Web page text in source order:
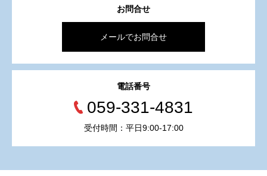
お問合せ
メールでお問合せ
電話番号
059-331-4831
受付時間：平日9:00-17:00